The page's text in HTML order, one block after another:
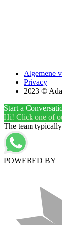
Algemene
Privacy
2023 ©
Start a
Hi! Click one of
The team
POWERED BY